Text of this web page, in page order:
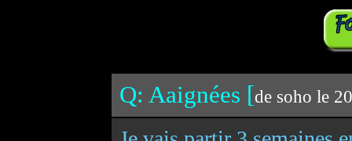
Q: Aaignées [de soho le